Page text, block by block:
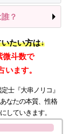
？
たい方は↓
微斗数で
います。
士『大串ノリコ』
なたの本質、性格
していきます。